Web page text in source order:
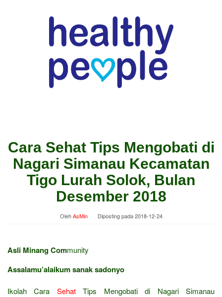
Cara Sehat Tips Mengobati di
Nagari Simanau Kecamatan
Tigo Lurah Solok, Bulan
Desember 2018
OlehAsMin Diposting pada2018-12-24
Asli Minang Community
Assalamu’alaikum sanak sadonyo
Ikolah Cara SehatTips Mengobati di Nagari Simanau